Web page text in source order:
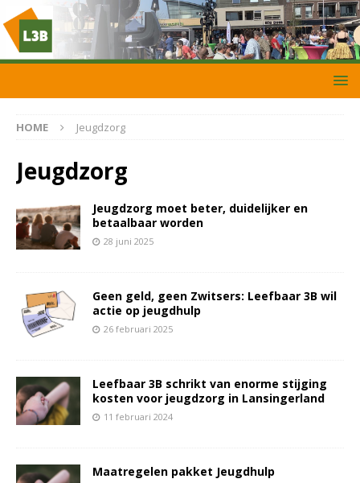
HOME Jeugdzorg
Jeugdzorg
Jeugdzorg moet beter, duidelijker en
betaalbaar worden
28 juni 2025
Geen geld, geen Zwitsers: Leefbaar 3B wil
actie op jeugdhulp
26 februari 2025
Leefbaar 3B schrikt van enorme stijging
kosten voor jeugdzorg in Lansingerland
11 februari 2024
Maatregelen pakket Jeugdhulp